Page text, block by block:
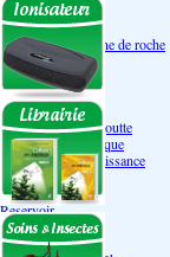
Autres substrats
Fibre Coco
Billes d'argile- Laine de roche
Irrigation
Orchidées
Système NFT
Ultraponie
Système goutte à goutte
Système Aéroponique
Bouturage Pre Croissance
TerraPonie
Accessoires
Reservoir
Testeur Hanna Ph
Testeur Hanna Ec